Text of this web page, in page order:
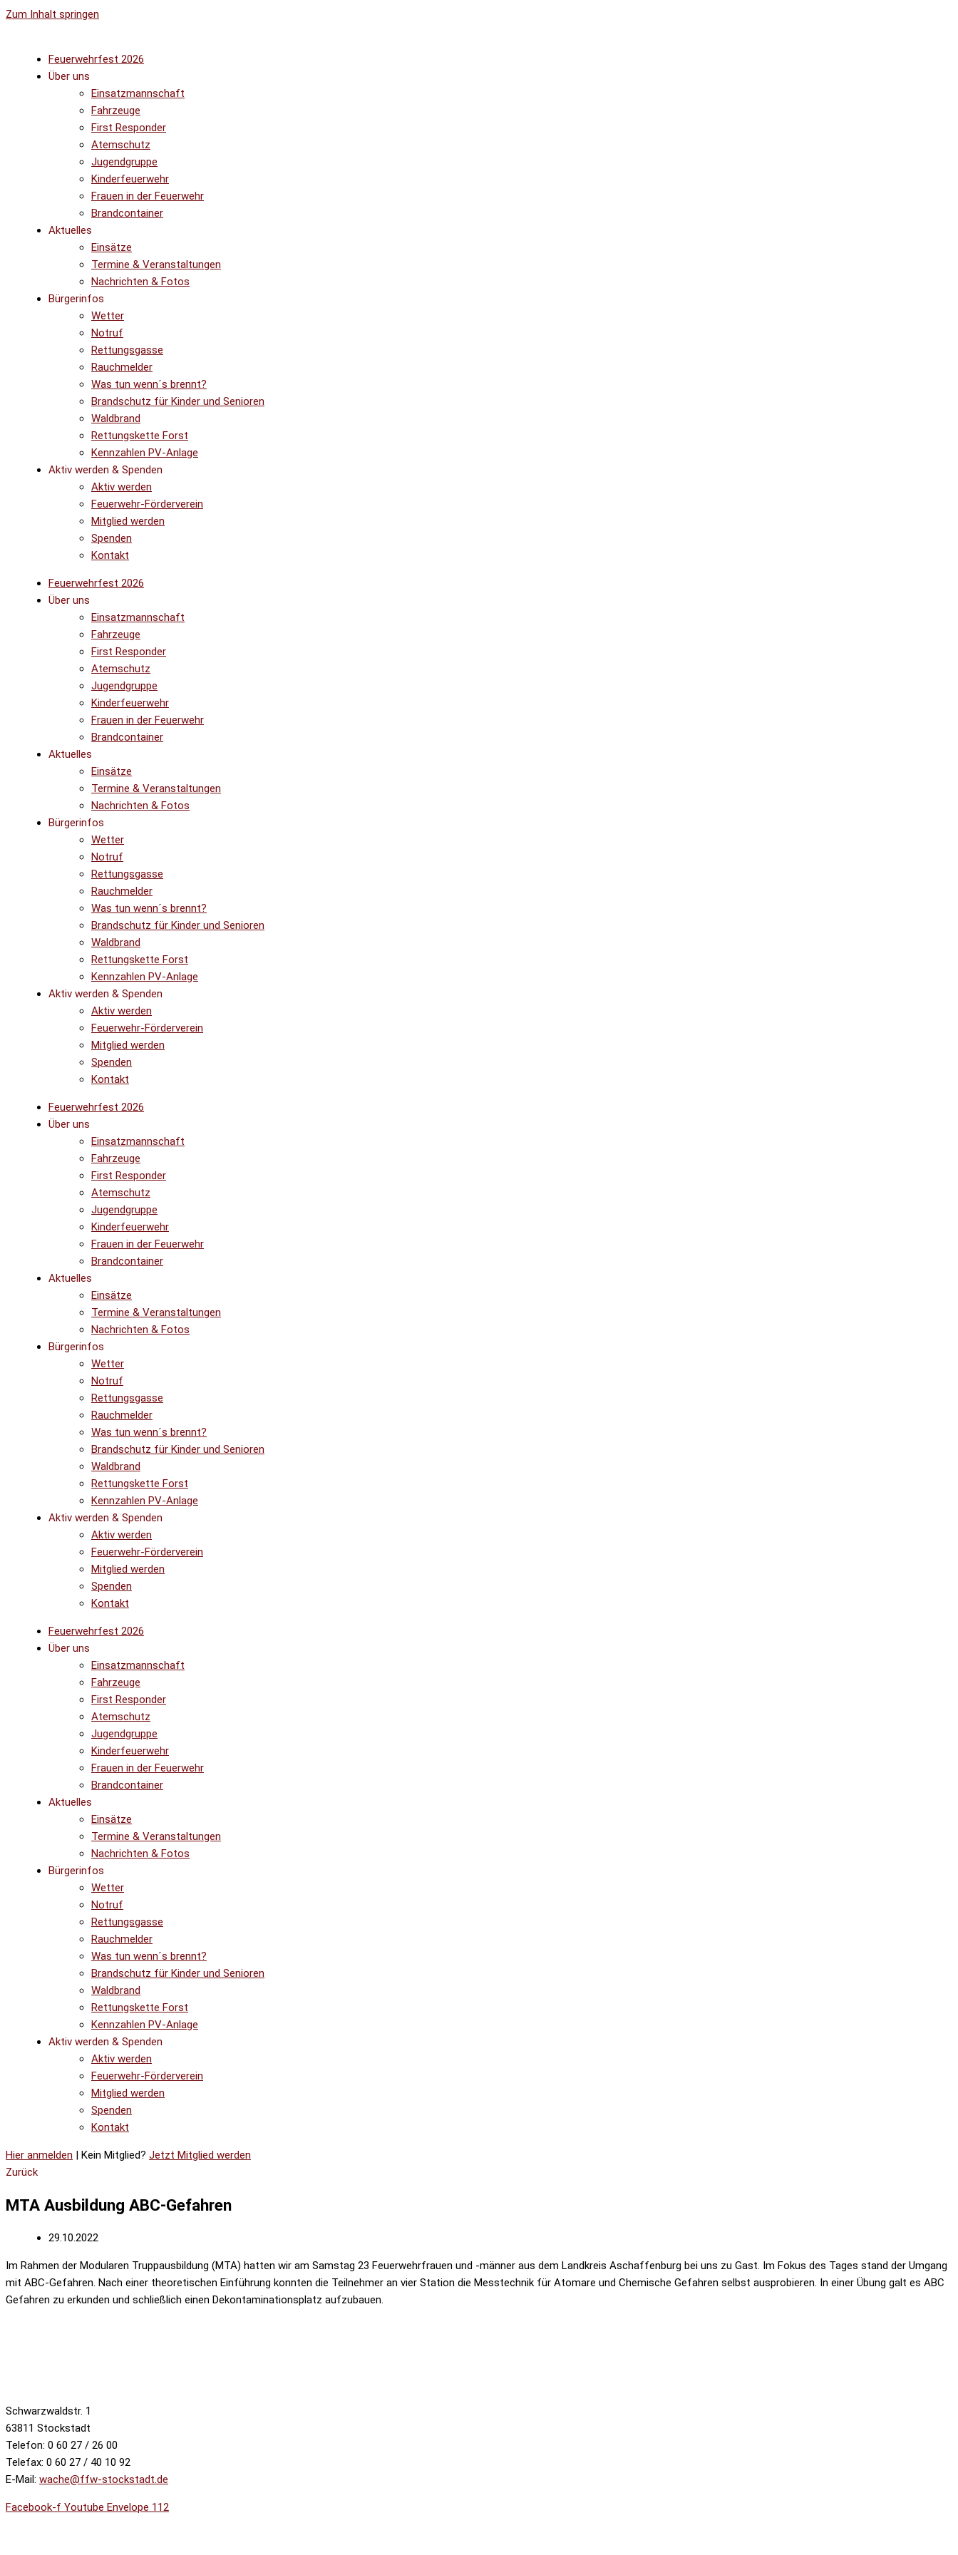
Zum Inhalt springen
Feuerwehrfest 2026
Über uns
Einsatzmannschaft
Fahrzeuge
First Responder
Atemschutz
Jugendgruppe
Kinderfeuerwehr
Frauen in der Feuerwehr
Brandcontainer
Aktuelles
Einsätze
Termine & Veranstaltungen
Nachrichten & Fotos
Bürgerinfos
Wetter
Notruf
Rettungsgasse
Rauchmelder
Was tun wenn´s brennt?
Brandschutz für Kinder und Senioren
Waldbrand
Rettungskette Forst
Kennzahlen PV-Anlage
Aktiv werden & Spenden
Aktiv werden
Feuerwehr-Förderverein
Mitglied werden
Spenden
Kontakt
Feuerwehrfest 2026
Über uns
Einsatzmannschaft
Fahrzeuge
First Responder
Atemschutz
Jugendgruppe
Kinderfeuerwehr
Frauen in der Feuerwehr
Brandcontainer
Aktuelles
Einsätze
Termine & Veranstaltungen
Nachrichten & Fotos
Bürgerinfos
Wetter
Notruf
Rettungsgasse
Rauchmelder
Was tun wenn´s brennt?
Brandschutz für Kinder und Senioren
Waldbrand
Rettungskette Forst
Kennzahlen PV-Anlage
Aktiv werden & Spenden
Aktiv werden
Feuerwehr-Förderverein
Mitglied werden
Spenden
Kontakt
Feuerwehrfest 2026
Über uns
Einsatzmannschaft
Fahrzeuge
First Responder
Atemschutz
Jugendgruppe
Kinderfeuerwehr
Frauen in der Feuerwehr
Brandcontainer
Aktuelles
Einsätze
Termine & Veranstaltungen
Nachrichten & Fotos
Bürgerinfos
Wetter
Notruf
Rettungsgasse
Rauchmelder
Was tun wenn´s brennt?
Brandschutz für Kinder und Senioren
Waldbrand
Rettungskette Forst
Kennzahlen PV-Anlage
Aktiv werden & Spenden
Aktiv werden
Feuerwehr-Förderverein
Mitglied werden
Spenden
Kontakt
Feuerwehrfest 2026
Über uns
Einsatzmannschaft
Fahrzeuge
First Responder
Atemschutz
Jugendgruppe
Kinderfeuerwehr
Frauen in der Feuerwehr
Brandcontainer
Aktuelles
Einsätze
Termine & Veranstaltungen
Nachrichten & Fotos
Bürgerinfos
Wetter
Notruf
Rettungsgasse
Rauchmelder
Was tun wenn´s brennt?
Brandschutz für Kinder und Senioren
Waldbrand
Rettungskette Forst
Kennzahlen PV-Anlage
Aktiv werden & Spenden
Aktiv werden
Feuerwehr-Förderverein
Mitglied werden
Spenden
Kontakt
Hier anmelden | Kein Mitglied? Jetzt Mitglied werden
Zurück
MTA Ausbildung ABC-Gefahren
29.10.2022
Im Rahmen der Modularen Truppausbildung (MTA) hatten wir am Samstag 23 Feuerwehrfrauen und -männer aus dem Landkreis Aschaffenburg bei uns zu Gast. Im Fokus des Tages stand der Umgang
mit ABC-Gefahren. Nach einer theoretischen Einführung konnten die Teilnehmer an vier Station die Messtechnik für Atomare und Chemische Gefahren selbst ausprobieren. In einer Übung galt es ABC
Gefahren zu erkunden und schließlich einen Dekontaminationsplatz aufzubauen.
Schwarzwaldstr. 1
63811 Stockstadt
Telefon: 0 60 27 / 26 00
Telefax: 0 60 27 / 40 10 92
E-Mail: wache@ffw-stockstadt.de
Facebook-f Youtube Envelope 112